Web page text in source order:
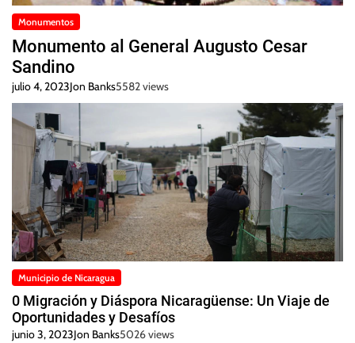
Monumentos
Monumento al General Augusto Cesar
Sandino
julio 4, 2023Jon Banks5582 views
Municipio de Nicaragua
0 Migración y Diáspora Nicaragüense: Un Viaje de
Oportunidades y Desafíos
junio 3, 2023Jon Banks5026 views